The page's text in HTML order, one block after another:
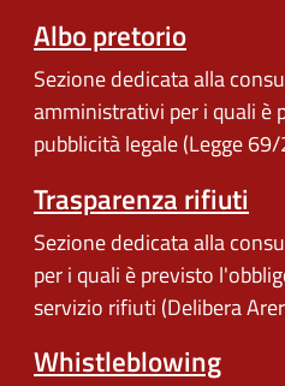
Albo pretorio
Sezione dedicata alla
amministrativi per i quali è
pubblicità legale (Legge
Trasparenza rifiuti
Sezione dedicata alla
per i quali è previsto
servizio rifiuti (Delibera
Whistleblowing